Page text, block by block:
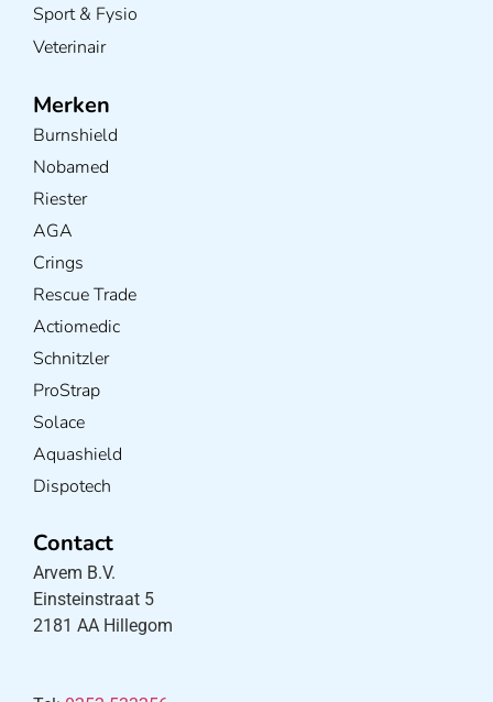
Sport & Fysio
Veterinair
Merken
Burnshield
Nobamed
Riester
AGA
Crings
Rescue Trade
Actiomedic
Schnitzler
ProStrap
Solace
Aquashield
Dispotech
Contact
Arvem B.V.
Einsteinstraat 5
2181 AA Hillegom